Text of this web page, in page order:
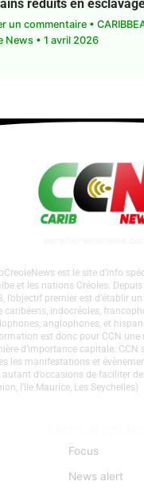
est le site d’info
et les nations Créoles. Depuis
l’objectif premier est d’établir un
caribéens, indocréoles,
anglophones, et
est donc pour CCN une
d’importance capitale. CCN
les manifestations et
d’occasions de faciliter
l'Ile Maurice, Les Seychelles)
Focus
News alert